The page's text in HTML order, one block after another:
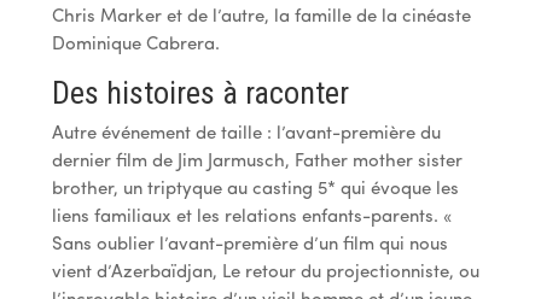
Chris Marker et de l’autre, la famille de la cinéaste
Dominique Cabrera.
Des histoires à raconter
Autre événement de taille : l’avant-première du
dernier film de Jim Jarmusch, Father mother sister
brother, un triptyque au casting 5* qui évoque les
liens familiaux et les relations enfants-parents. «
Sans oublier l’avant-première d’un film qui nous
vient d’Azerbaïdjan, Le retour du projectionniste, ou